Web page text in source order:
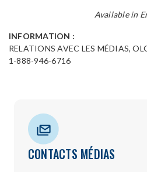
Available in
INFORMATION :
RELATIONS AVEC LES MÉDIAS,
1-888-946-6716
CONTACTS MÉDIAS